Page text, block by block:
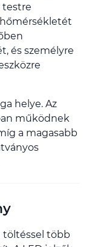
testre
és személyre
helye. Az
működnek
a magasabb
több